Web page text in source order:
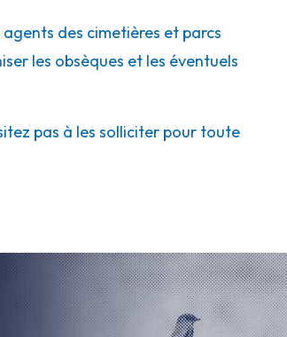
des cimetières et parcs
les obsèques et les éventuels
pas à les solliciter pour toute